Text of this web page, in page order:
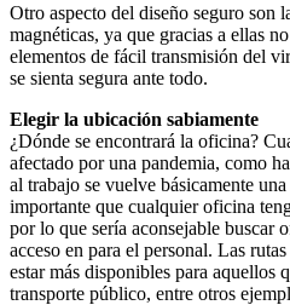
Otro aspecto del diseño seguro son
magnéticas, ya que gracias a ellas
elementos de fácil transmisión del
se sienta segura ante todo.
Elegir la ubicación sabiamente
¿Dónde se encontrará la oficina?
afectado por una pandemia, como
al trabajo se vuelve básicamente
importante que cualquier oficina
por lo que sería aconsejable buscar
acceso en para el personal. Las
estar más disponibles para aquellos
transporte público, entre otros